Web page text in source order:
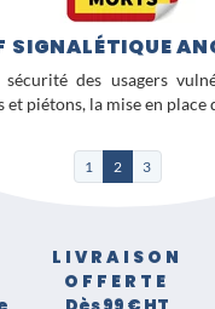
SIGNALÉTIQUE
des usagers
et piétons, la mise en
1 2 3
LIVRAISON
OFFERTE